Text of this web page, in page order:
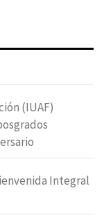
(IUAF)
Integral